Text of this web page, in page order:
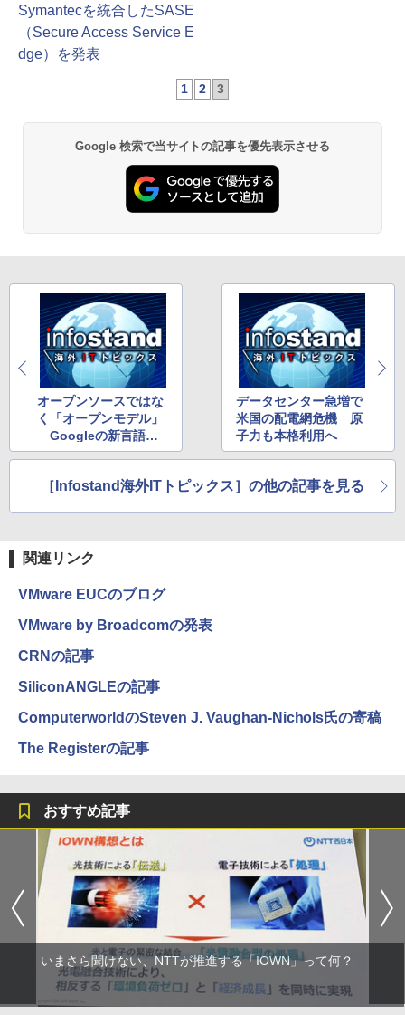
Symantecを統合したSASE
（Secure Access Service E
dge）を発表
1 2 3
Google 検索で当サイトの記事を優先表示させる
オープンソースではな
く「オープンモデル」
Googleの新言語モ
デル「Gemma」
データセンター急増で
米国の配電網危機 原
子力も本格利用へ
［Infostand海外ITトピックス］の他の記事を見る
関連リンク
VMware EUCのブログ
VMware by Broadcomの発表
CRNの記事
SiliconANGLEの記事
ComputerworldのSteven J. Vaughan-Nichols氏の寄稿
The Registerの記事
おすすめ記事
いまさら聞けない、NTTが推進する「IOWN」って何？